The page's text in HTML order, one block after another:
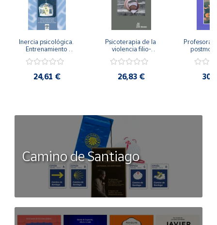
Inercia psicológica.
Entrenamiento
Igualdad de Género.
24,61 €
Psicoterapia de la
violencia filio-
secreto y la
26,83 €
Camino de Santiago